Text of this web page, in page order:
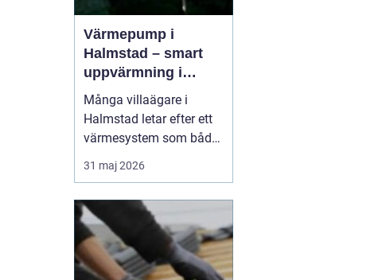
Värmepump i
Halmstad – smart
uppvärmning i
kustklimat
Många villaägare i
Halmstad letar efter ett
värmesystem som både
sänker kostnaderna och
ger trygg värme året
fuktiga vintrar och milda
somrar, ställer särskilda
krav på upp...
31 maj 2026